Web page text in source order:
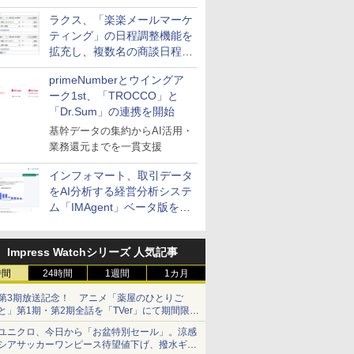
送信防止アドインサービス」
を提供
ラクス、「楽楽メールマーケ
ティング」の日程調整機能を
拡充し、複数名の商談日程調
整を効率化
primeNumberとウイングア
ーク1st、「TROCCO」と
「Dr.Sum」の連携を開始
基幹データの集約からAI活用・
業務還元までを一貫支援
インフォマート、取引データ
をAI分析する経営分析システ
ム「IMAgent」ベータ版を提
Impress Watchシリーズ 人気記事
24時間 1週間 1カ月
3期放送記念！ アニメ「薬屋のひとりご
」第1期・第2期全話を「TVer」にて期間限定
順次無料配信開始
ニクロ、今日から「お盆特別セール」。涼感
アサッカーワンピース待望値下げ、撥水ギア